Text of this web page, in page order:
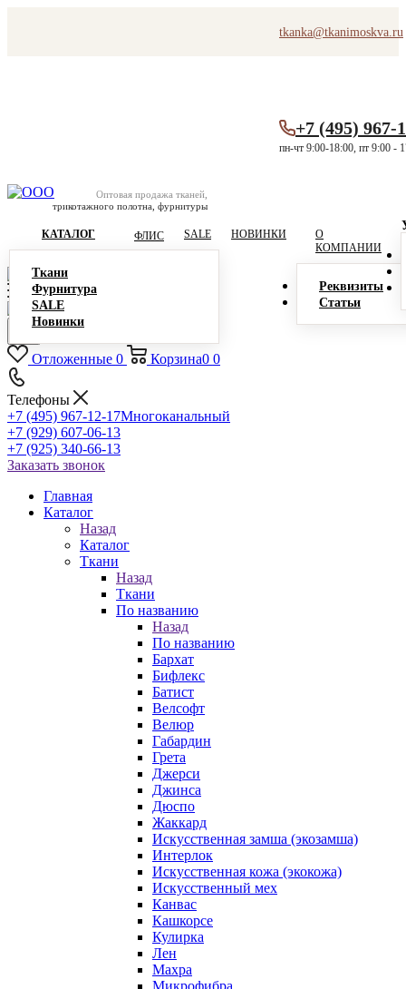
tkanka@tkanimoskva.ru
Оптовая продажа тканей,
трикотажного полотна, фурнитуры
+7 (495) 967-
пн-чт 9:00-18:00, пт 9:00 -
КАТАЛОГ
Ткани
Фурнитура
SALE
Новинки
ФЛИС SALE НОВИНКИ
О
КОМПАНИИ
Реквизиты
Статьи
Отложенные 0 Корзина0 0
Телефоны
+7 (495) 967-12-17Многоканальный
+7 (929) 607-06-13
+7 (925) 340-66-13
Заказать звонок
Главная
Каталог
Назад
Каталог
Ткани
Назад
Ткани
По названию
Назад
По названию
Бархат
Бифлекс
Батист
Велсофт
Велюр
Габардин
Грета
Джерси
Джинса
Дюспо
Жаккард
Искусственная замша (экозамша)
Интерлок
Искусственная кожа (экокожа)
Искусственный мех
Канвас
Кашкорсе
Кулирка
Лен
Махра
Микрофибра